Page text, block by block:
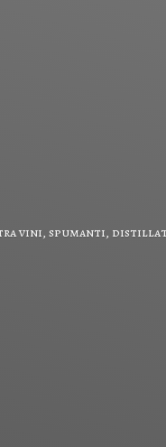
vini, spumanti,